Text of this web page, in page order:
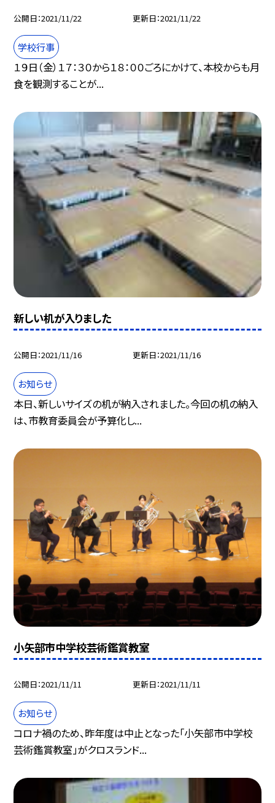
公開日 2021/11/22 更新日 2021/11/22
学校行事
１９日（金）１７：３０から１８：００ごろにかけて、本校からも月
食を観測することが...
新しい机が入りました
公開日 2021/11/16 更新日 2021/11/16
お知らせ
本日、新しいサイズの机が納入されました。今回の机の納入
は、市教育委員会が予算化し...
小矢部市中学校芸術鑑賞教室
公開日 2021/11/11 更新日 2021/11/11
お知らせ
コロナ禍のため、昨年度は中止となった「小矢部市中学校
芸術鑑賞教室」がクロスランド...